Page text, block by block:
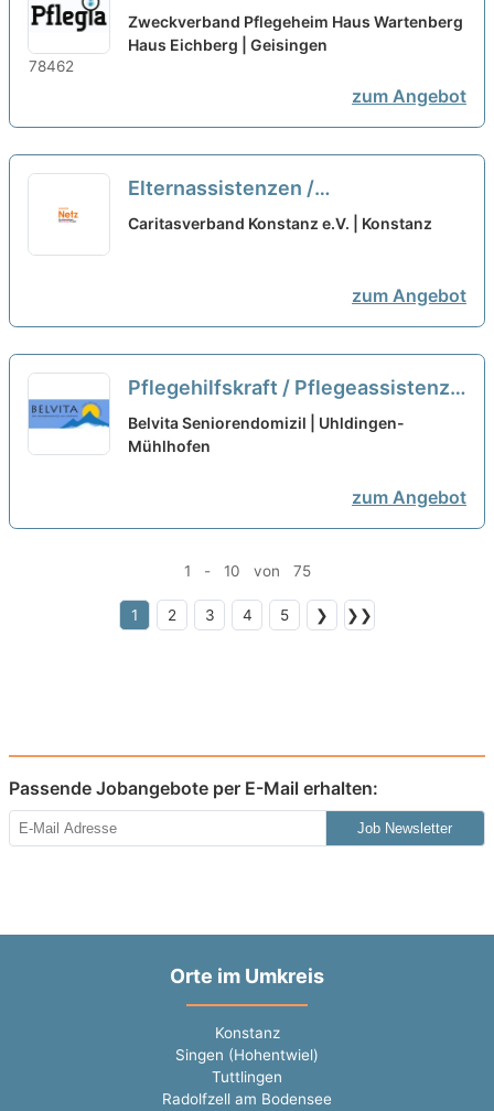
(m/w/d) in Teilzeit (50-80 %) –
Sichern Sie sich heute Ihre
Zweckverband Pflegeheim Haus Wartenberg
Haus Eichberg | Geisingen
zum Angebot
Elternassistenzen /
Nichtfachkräfte (w/m/d) Teilzeit
Caritasverband Konstanz e.V. | Konstanz
zum Angebot
Pflegehilfskraft / Pflegeassistenz
(m/w/d) in Teilzeit (50%-80%) -
Starten Sie mit uns in eine
Belvita Seniorendomizil | Uhldingen-
Mühlhofen
zum Angebot
1 - 10 von 75
1 2 3 4 5 ❯ ❯❯
Passende Jobangebote per E-Mail erhalten:
Job Newsletter
Orte im Umkreis
Konstanz
Singen (Hohentwiel)
Tuttlingen
Radolfzell am Bodensee